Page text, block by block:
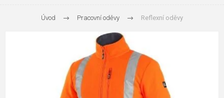
Úvod Pracovní oděvy Reflexní oděvy